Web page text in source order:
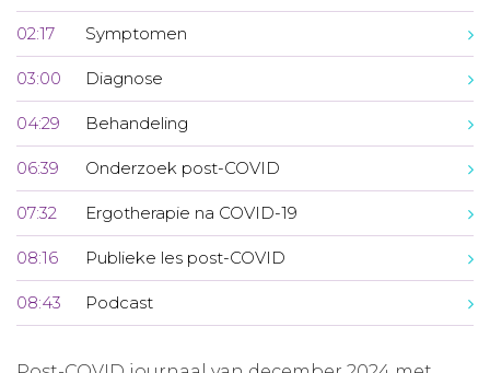
02:17 Symptomen
03:00 Diagnose
04:29 Behandeling
06:39 Onderzoek post-COVID
07:32 Ergotherapie na COVID-19
08:16 Publieke les post-COVID
08:43 Podcast